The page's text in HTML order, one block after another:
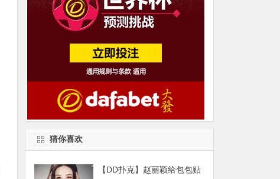
猜你喜欢
【DD扑克】赵丽颖给包包贴